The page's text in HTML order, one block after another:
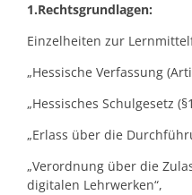
1.Rechtsgrundlagen:
Einzelheiten zur
„Hessische Verfassung
„Hessisches Schulgesetz
„Erlass über die
„Verordnung über die
digitalen Lehrwerken“,